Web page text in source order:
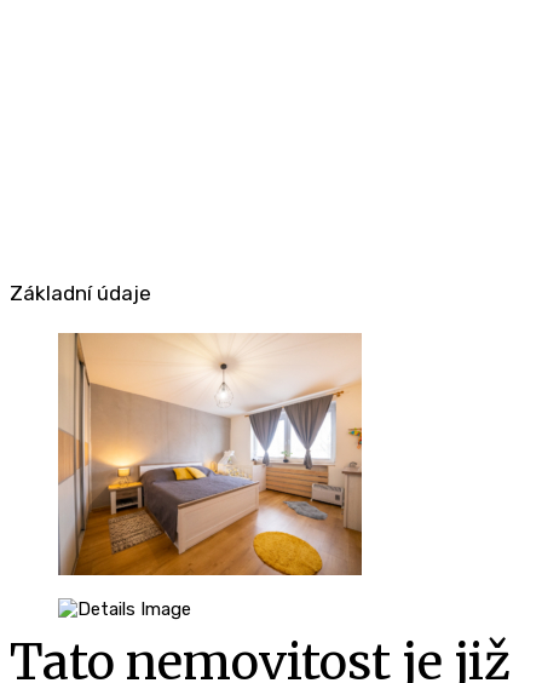
Základní údaje
Tato nemovitost je již